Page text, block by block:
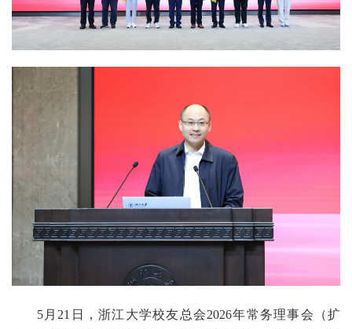
5月21日，浙江大学校友总会2026年常务理事会（扩